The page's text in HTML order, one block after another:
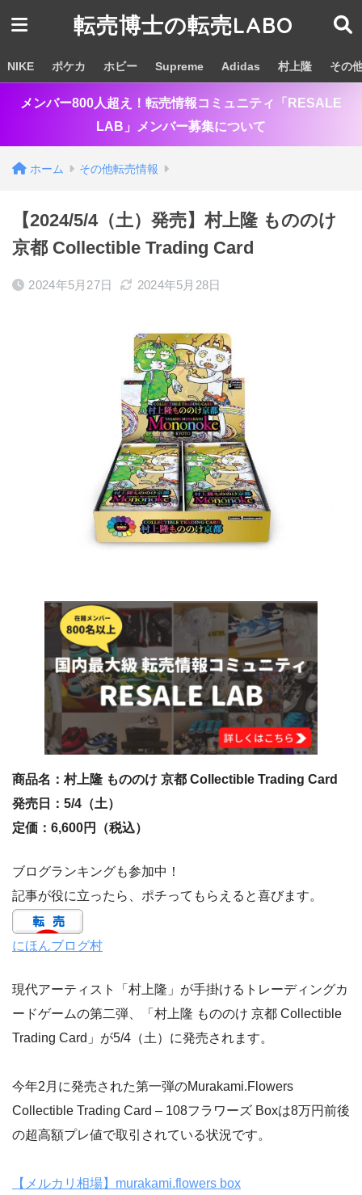
転売博士の転売LABO
NIKE ポケカ ホビー Supreme Adidas 村上隆 その
メンバー800人超え！転売情報コミュニティ「RESALE
LAB」メンバー募集について
ホーム その他転売情報
【2024/5/4（土）発売】村上隆 もののけ
京都 Collectible Trading Card
2024年5月27日 2024年5月28日
商品名：村上隆 もののけ 京都 Collectible Trading Card
発売日：5/4（土）
定価：6,600円（税込）
ブログランキングも参加中！
記事が役に立ったら、ポチってもらえると喜びます。
にほんブログ村
現代アーティスト「村上隆」が手掛けるトレーディングカ
ードゲームの第二弾、「村上隆 もののけ 京都 Collectible
Trading Card」が5/4（土）に発売されます。
今年2月に発売された第一弾のMurakami.Flowers
Collectible Trading Card – 108フラワーズ Boxは8万円前後
の超高額プレ値で取引されている状況です。
【メルカリ相場】murakami.flowers box